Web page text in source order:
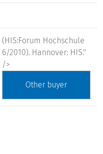
(HIS:Forum Hochschule
6/2010). Hannover: HIS."
/>